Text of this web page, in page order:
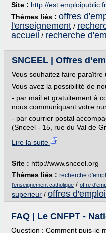
Site : http://est.emploipublic.fr
Thèmes liés : offres
l'enseignement /
accueil / recherche
SNCEEL | Offres
Vous souhaitez faire
Vous avez la possibilité de
- par mail et gratuitement à
nous communiquant votre
- par courrier postal
(Snceel - 15, rue du Val de
Lire la suite
Site : http://www.snceel.org
Thèmes liés : recherche
l'enseignement catholique / offre
superieur / offres
FAQ | Le CNFPT -
Question : Comment puis-je